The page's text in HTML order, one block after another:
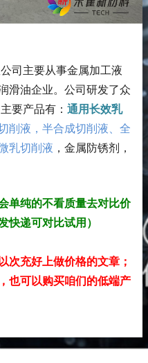
司主要从事金属加工液
滑油企业。公司研发了众
要产品有： 通用长效乳
削液，半合成切削液、全
乳切削液 ，金属防锈剂，
单纯的不看质量去对比价
快递可对比试用）
次充好上做价格的文章；
也可以购买咱们的低端产